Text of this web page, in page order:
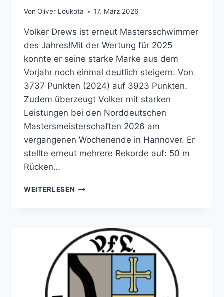
Von Oliver Loukota 17. März 2026
Volker Drews ist erneut Mastersschwimmer
des Jahres!Mit der Wertung für 2025
konnte er seine starke Marke aus dem
Vorjahr noch einmal deutlich steigern. Von
3737 Punkten (2024) auf 3923 Punkten.
Zudem überzeugt Volker mit starken
Leistungen bei den Norddeutschen
Mastersmeisterschaften 2026 am
vergangenen Wochenende in Hannover. Er
stellte erneut mehrere Rekorde auf: 50 m
Rücken…
WEITERLESEN ER
WIEDER
GETAN!
NEUE
REKORDE
FÜR
VOLKER